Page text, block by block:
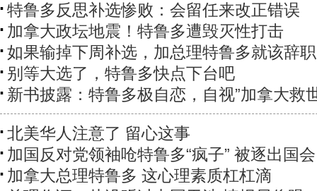
特鲁多反思补选惨败：会留任来改正错误
加拿大政坛地震！特鲁多遭毁灭性打击
如果输掉下周补选，加总理特鲁多就该辞职
别等大选了，特鲁多快点下台吧
新书披露：特鲁多极自恋，自视”加拿大救
北美华人注意了 留心这事
加国反对党领袖呛特鲁多“疯子” 被逐出国会
加拿大总理特鲁多 这心理素质杠杠滴